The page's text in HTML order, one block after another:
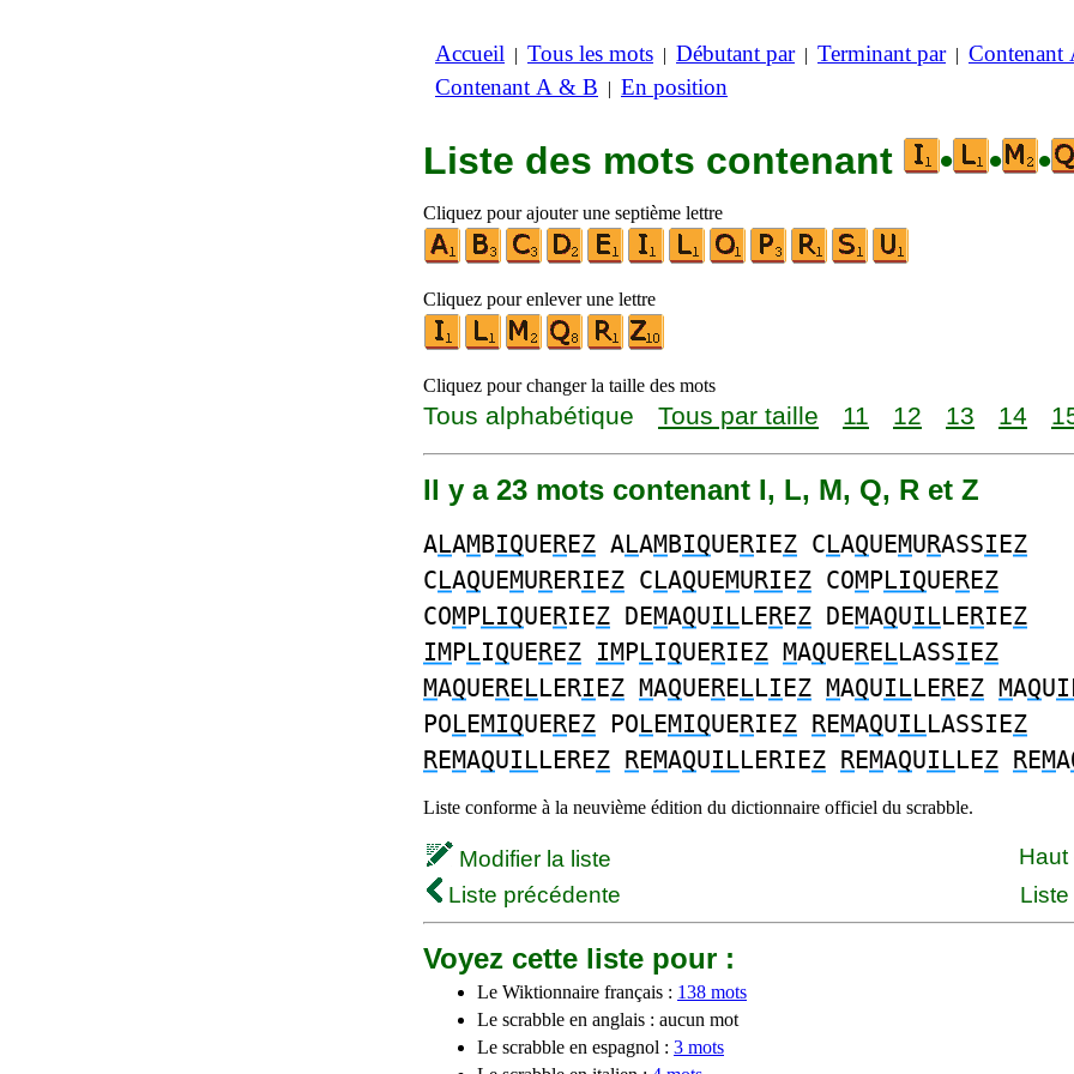
Accueil | Tous les mots | Débutant par| Terminant par| Contenant
Contenant A & B | En position
Liste des mots contenant • • •
Cliquez pour ajouter une septième lettre
Cliquez pour enlever une lettre
Cliquez pour changer la taille des mots
Tous alphabétique Tous par taille 11 12 13 14
Il y a 23 mots contenant I, L, M, Q, R et Z
ALAMBIQUEREZ ALAMBIQUERIEZ CLAQUEMURASSIEZ
CLAQUEMURERIEZ CLAQUEMURIEZ COMPLIQUEREZ
COMPLIQUERIEZ DEMAQUILLEREZ DEMAQUILLERIEZ
IMPLIQUEREZ IMPLIQUERIEZ MAQUERELLASSIEZ
MAQUERELLERIEZ MAQUERELLIEZ MAQUILLEREZ MAQU
POLEMIQUEREZ POLEMIQUERIEZ REMAQUILLASSIEZ
REMAQUILLEREZ REMAQUILLERIEZ REMAQUILLEZ REMA
Liste conforme à la neuvième édition du dictionnaire officiel du scrabble.
Modifier la liste
Haut
Liste précédente
Voyez cette liste pour :
Le Wiktionnaire français : 138 mots
Le scrabble en anglais : aucun mot
Le scrabble en espagnol : 3 mots